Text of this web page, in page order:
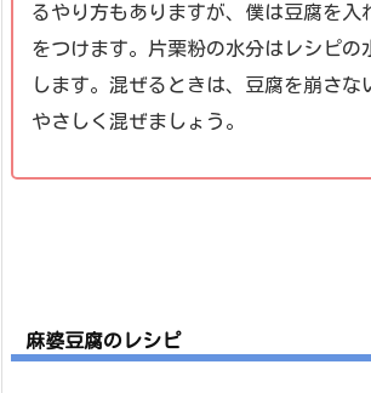
るやり方もありますが、僕は豆腐を入
をつけます。片栗粉の水分はレシピの
します。混ぜるときは、豆腐を崩さな
やさしく混ぜましょう。
麻婆豆腐のレシピ